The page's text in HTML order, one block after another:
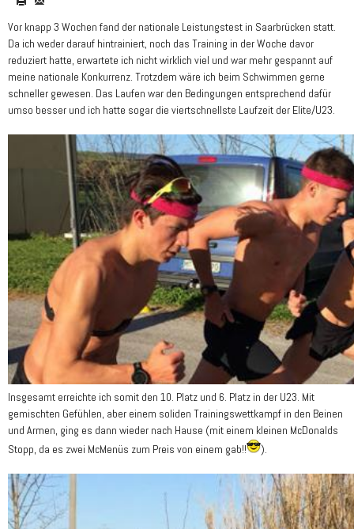
Vor knapp 3 Wochen fand der nationale Leistungstest in Saarbrücken statt.
Da ich weder darauf hintrainiert, noch das Training in der Woche davor
reduziert hatte, erwartete ich nicht wirklich viel und war mehr gespannt auf
meine nationale Konkurrenz. Trotzdem wäre ich beim Schwimmen gerne
schneller gewesen. Das Laufen war den Bedingungen entsprechend dafür
umso besser und ich hatte sogar die viertschnellste Laufzeit der Elite/U23.
Insgesamt erreichte ich somit den 10. Platz und 6. Platz in der U23. Mit
gemischten Gefühlen, aber einem soliden Trainingswettkampf in den Beinen
und Armen, ging es dann wieder nach Hause (mit einem kleinen McDonalds
Stopp, da es zwei McMenüs zum Preis von einem gab!!
).